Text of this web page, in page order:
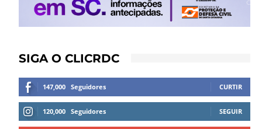
SIGA O CLICRDC
147,000 Seguidores CURTIR
120,000 Seguidores SEGUIR